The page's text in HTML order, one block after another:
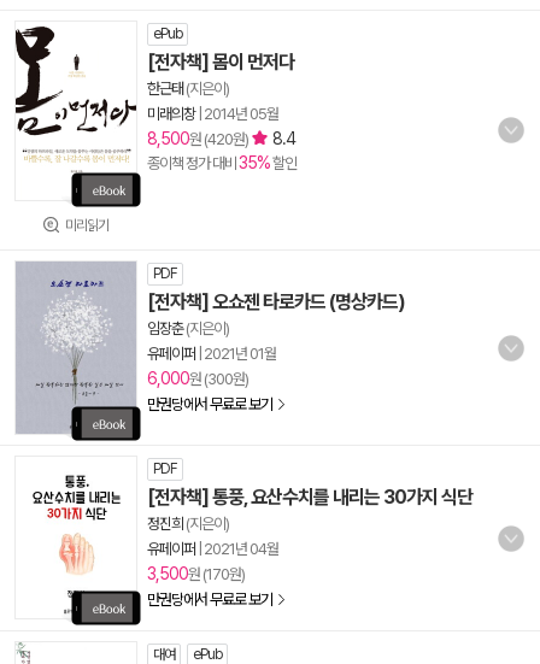
미리읽기
ePub
[전자책] 몸이 먼저다
한근태 (지은이)
미래의창| 2014년 05월
8,500원 (420원) 8.4
종이책 정가 대비 35%할인
PDF
[전자책] 오쇼젠 타로카드 (명상카드)
임장춘(지은이)
유페이퍼 2021년 01월
6,000원 (300원)
만권당에서 무료로 보기
PDF
[전자책] 통풍, 요산수치를 내리는 30가지 식단
정진희 (지은이)
유페이퍼 2021년 04월
3,500원 (170원)
만권당에서 무료로 보기
대여 ePub